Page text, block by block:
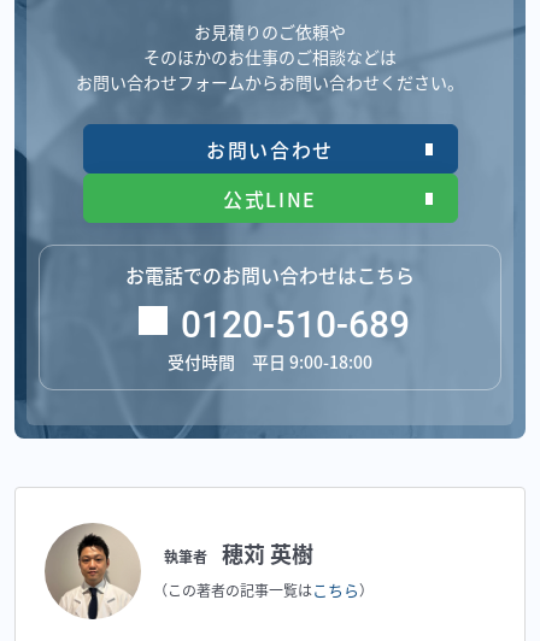
お見積りのご依頼や
そのほかのお仕事のご相談などは
お問い合わせフォームからお問い合わせください。
お問い合わせ
公式LINE
お電話でのお問い合わせはこちら
0120-510-689
受付時間 平日 9:00-18:00
執筆者 穂苅 英樹
（この著者の記事一覧はこちら）